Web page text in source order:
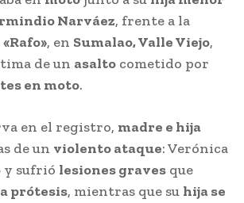
Narváez, frente a la
, en Sumalao, Valle Viejo,
de un asalto cometido por
en moto.
en el registro, madre e hija
de un violento ataque: Verónica
y sufrió lesiones graves que
prótesis, mientras que su hija se